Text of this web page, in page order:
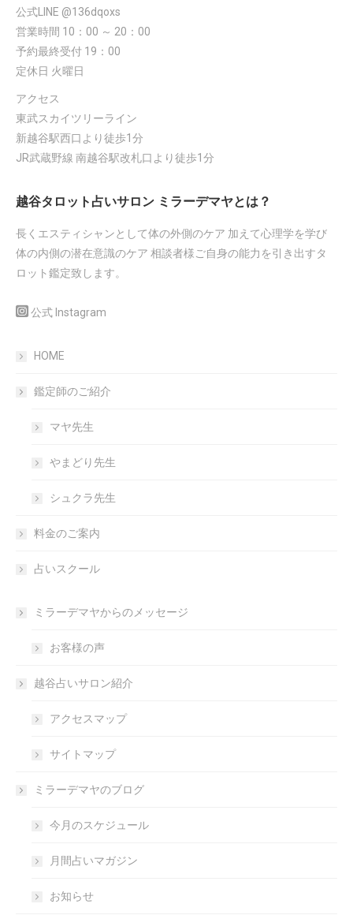
公式LINE @136dqoxs
営業時間 10：00 ～ 20：00
予約最終受付 19：00
定休日 火曜日
アクセス
東武スカイツリーライン
新越谷駅西口より徒歩1分
JR武蔵野線 南越谷駅改札口より徒歩1分
越谷タロット占いサロン ミラーデマヤとは？
長くエスティシャンとして体の外側のケア 加えて心理学を学び
体の内側の潜在意識のケア 相談者様ご自身の能力を引き出すタ
ロット鑑定致します。
公式 Instagram
HOME
鑑定師のご紹介
マヤ先生
やまどり先生
シュクラ先生
料金のご案内
占いスクール
ミラーデマヤからのメッセージ
お客様の声
越谷占いサロン紹介
アクセスマップ
サイトマップ
ミラーデマヤのブログ
今月のスケジュール
月間占いマガジン
お知らせ